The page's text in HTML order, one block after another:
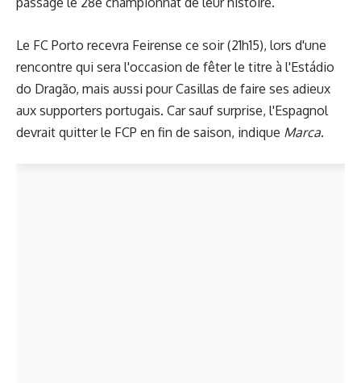
Le FC Porto recevra Feirense ce soir (21h15), lors d'une
rencontre qui sera l'occasion de fêter le titre à l'Estádio
do Dragão, mais aussi pour Casillas de faire ses adieux
aux supporters portugais. Car sauf surprise, l'Espagnol
devrait quitter le FCP en fin de saison, indique Marca.